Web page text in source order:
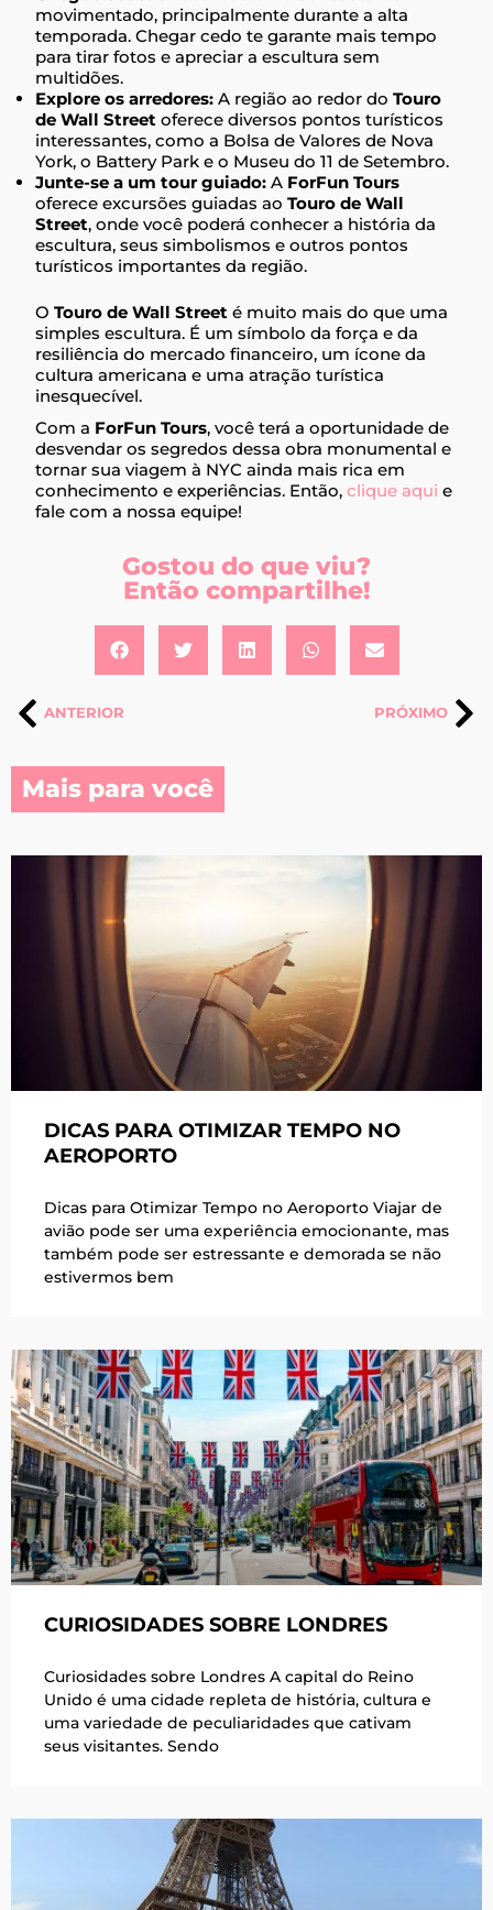
movimentado, principalmente durante a alta
temporada. Chegar cedo te garante mais tempo
para tirar fotos e apreciar a escultura sem
multidões.
Explore os arredores: A região ao redor doTouro
de Wall Street oferece diversos pontos turísticos
interessantes, como a Bolsa de Valores de Nova
York, o Battery Park e o Museu do 11 de Setembro.
Junte-se a um tour guiado: A ForFun Tours
oferece excursões guiadas aoTouro de Wall
Street, onde você poderá conhecer a história da
escultura, seus simbolismos e outros pontos
turísticos importantes da região.
OTouro de Wall Street é muito mais do que uma
simples escultura. É um símbolo da força e da
resiliência do mercado financeiro, um ícone da
cultura americana e uma atração turística
inesquecível.
Com a ForFun Tours, você terá a oportunidade de
desvendar os segredos dessa obra monumental e
tornar sua viagem à NYC ainda mais rica em
conhecimento e experiências. Então,clique aqui e
fale com a nossa equipe!
Gostou do que viu?
Então compartilhe!
ANTERIOR PRÓXIMO
Mais para você
DICAS PARA OTIMIZAR TEMPO NO
AEROPORTO
Dicas para Otimizar Tempo no Aeroporto Viajar de
avião pode ser uma experiência emocionante, mas
também pode ser estressante e demorada se não
estivermos bem
CURIOSIDADES SOBRE LONDRES
Curiosidades sobre Londres A capital do Reino
Unido é uma cidade repleta de história, cultura e
uma variedade de peculiaridades que cativam
seus visitantes. Sendo